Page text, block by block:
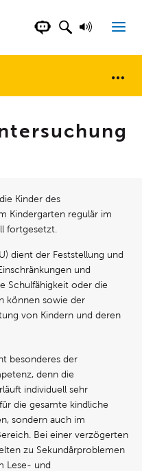
CHATBOT DER
SUCHFELD
Kinder des
Kindergarten regulär im
fortgesetzt.
dient der Feststellung und
und
Schulfähigkeit oder die
können sowie der
von Kindern und deren
besonderes der
denn die
individuell sehr
die gesamte kindliche
sondern auch im
Bei einer verzögerten
zu Sekundärproblemen
Lese- und